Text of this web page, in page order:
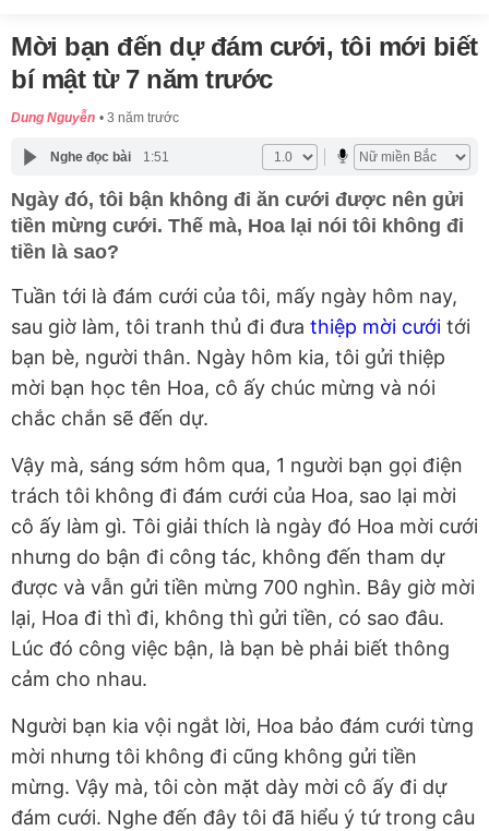
Mời bạn đến dự đám cưới, tôi mới biết
bí mật từ 7 năm trước
Dung Nguyễn 3 năm trước
Nghe đọc bài 1:51
Ngày đó, tôi bận không đi ăn cưới được nên gửi
tiền mừng cưới. Thế mà, Hoa lại nói tôi không đi
tiền là sao?
Tuần tới là đám cưới của tôi, mấy ngày hôm nay,
sau giờ làm, tôi tranh thủ đi đưa thiệp mời cưới tới
bạn bè, người thân. Ngày hôm kia, tôi gửi thiệp
mời bạn học tên Hoa, cô ấy chúc mừng và nói
chắc chắn sẽ đến dự.
Vậy mà, sáng sớm hôm qua, 1 người bạn gọi điện
trách tôi không đi đám cưới của Hoa, sao lại mời
cô ấy làm gì. Tôi giải thích là ngày đó Hoa mời cưới
nhưng do bận đi công tác, không đến tham dự
được và vẫn gửi tiền mừng 700 nghìn. Bây giờ mời
lại, Hoa đi thì đi, không thì gửi tiền, có sao đâu.
Lúc đó công việc bận, là bạn bè phải biết thông
cảm cho nhau.
Người bạn kia vội ngắt lời, Hoa bảo đám cưới từng
mời nhưng tôi không đi cũng không gửi tiền
mừng. Vậy mà, tôi còn mặt dày mời cô ấy đi dự
đám cưới. Nghe đến đây tôi đã hiểu ý tứ trong câu